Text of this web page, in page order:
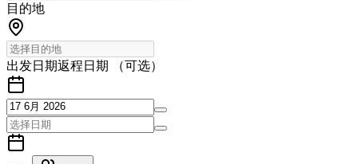
目的地
出发日期返程日期 （可选）